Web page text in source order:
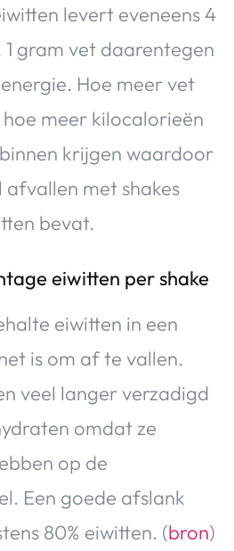
levert eveneens 4
gram vet daarentegen
Hoe meer vet
meer kilocalorieën
krijgen waardoor
afvallen met shakes
bevat.
eiwitten per shake
eiwitten in een
is om af te vallen.
veel langer verzadigd
omdat ze
op de
Een goede afslank
80% eiwitten. (bron)